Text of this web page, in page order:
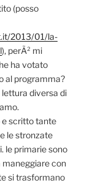
(posso
2013/01/la-
), perÃ² mi
ha votato
al programma?
diversa di
e scritto tante
le stronzate
le primarie sono
maneggiare con
si trasformano